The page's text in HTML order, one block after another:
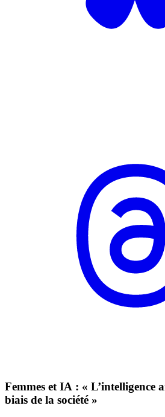
Femmes et IA : « L’intelligence
biais de la société »